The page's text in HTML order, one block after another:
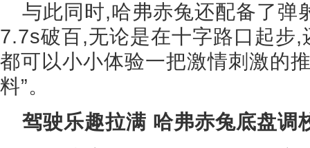
与此同时,哈弗赤兔还配备了弹
7.7s破百,无论是在十字路口起步
都可以小小体验一把激情刺激的
料”。
驾驶乐趣拉满 哈弗赤兔底盘调